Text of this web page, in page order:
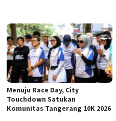
Menuju Race Day, City
Touchdown Satukan
Komunitas Tangerang 10K 2026